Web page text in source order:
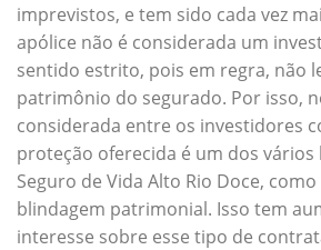
imprevistos, e tem sido cada vez
apólice não é considerada um
sentido estrito, pois em regra, não
patrimônio do segurado. Por isso,
considerada entre os investidores
proteção oferecida é um dos vários
Seguro de Vida Alto Rio Doce,
blindagem patrimonial. Isso tem
interesse sobre esse tipo de